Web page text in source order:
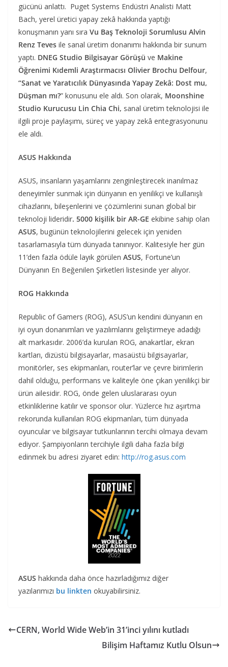
gücünü anlattı. Puget Systems Endüstri Analisti Matt
Bach, yerel üretici yapay zekâ hakkında yaptığı
konuşmanın yanı sıra Vu Baş Teknoloji Sorumlusu Alvin
Renz Teves ile sanal üretim donanımı hakkında bir sunum
yaptı. DNEG Studio Bilgisayar Görüşü ve Makine
Öğrenimi Kıdemli Araştırmacısı Olivier Brochu Delfour,
“Sanat ve Yaratıcılık Dünyasında Yapay Zekâ: Dost mu,
Düşman mı?” konusunu ele aldı. Son olarak, Moonshine
Studio Kurucusu Lin Chia Chi, sanal üretim teknolojisi ile
ilgili proje paylaşımı, süreç ve yapay zekâ entegrasyonunu
ele aldı.
ASUS Hakkında
ASUS, insanların yaşamlarını zenginleştirecek inanılmaz
deneyimler sunmak için dünyanın en yenilikçi ve kullanışlı
cihazlarını, bileşenlerini ve çözümlerini sunan global bir
teknoloji lideridir. 5000 kişilik bir AR-GE ekibine sahip olan
ASUS, bugünün teknolojilerini gelecek için yeniden
tasarlamasıyla tüm dünyada tanınıyor. Kalitesiyle her gün
11’den fazla ödüle layık görülen ASUS, Fortune’un
Dünyanın En Beğenilen Şirketleri listesinde yer alıyor.
ROG Hakkında
Republic of Gamers (ROG), ASUS’un kendini dünyanın en
iyi oyun donanımları ve yazılımlarını geliştirmeye adadığı
alt markasıdır. 2006’da kurulan ROG, anakartlar, ekran
kartları, dizüstü bilgisayarlar, masaüstü bilgisayarlar,
monitörler, ses ekipmanları, router’lar ve çevre birimlerin
dahil olduğu, performans ve kaliteyle öne çıkan yenilikçi bir
ürün ailesidir. ROG, önde gelen uluslararası oyun
etkinliklerine katılır ve sponsor olur. Yüzlerce hız aşırtma
rekorunda kullanılan ROG ekipmanları, tüm dünyada
oyuncular ve bilgisayar tutkunlarının tercihi olmaya devam
ediyor. Şampiyonların tercihiyle ilgili daha fazla bilgi
edinmek bu adresi ziyaret edin: http://rog.asus.com
ASUS hakkında daha önce hazırladığımız diğer
yazılarımızı bu linkten okuyabilirsiniz.
CERN, World Wide Web’in 31’inci yılını kutladı
Bilişim Haftamız Kutlu Olsun